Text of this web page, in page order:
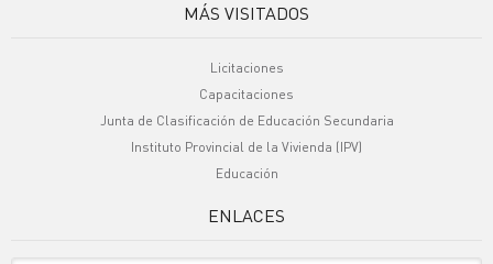
MÁS VISITADOS
Licitaciones
Capacitaciones
Junta de Clasificación de Educación Secundaria
Instituto Provincial de la Vivienda (IPV)
Educación
ENLACES